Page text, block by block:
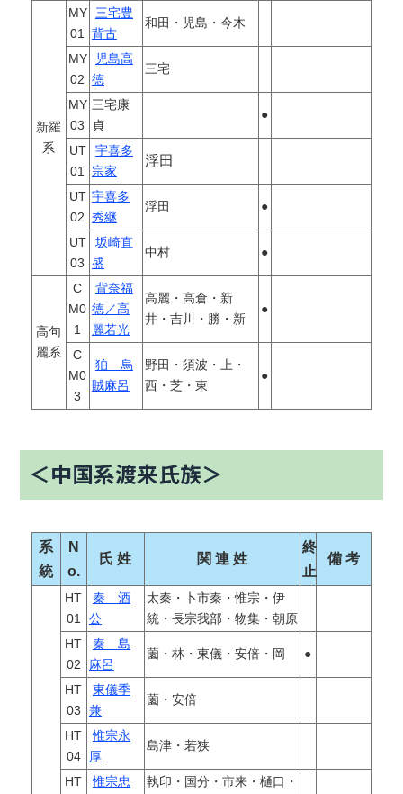
新羅
系
MY
01
三宅豊
背古
和田・児島・今木
MY
02
児島高
徳
三宅
MY
03
三宅康
貞
●
UT
01
宇喜多
宗家
浮田
UT
02
宇喜多
秀継
浮田 ●
UT
03
坂崎直
盛
中村 ●
高句
麗系
C
M0
1
背奈福
徳／高
麗若光
高麗・高倉・新
井・吉川・勝・新
●
C
M0
3
狛 烏
賊麻呂
野田・須波・上・
西・芝・東
●
＜中国系渡来氏族＞
系
統
N
o.
氏 姓 関 連 姓
終
止
備 考
HT
01
秦 酒
公
太秦・卜市秦・惟宗・伊
統・長宗我部・物集・朝原
HT
02
秦 島
麻呂
薗・林・東儀・安倍・岡 ●
HT
03
東儀季
兼
薗・安倍
HT
04
惟宗永
厚
島津・若狭
HT
惟宗忠
執印・国分・市来・樋口・